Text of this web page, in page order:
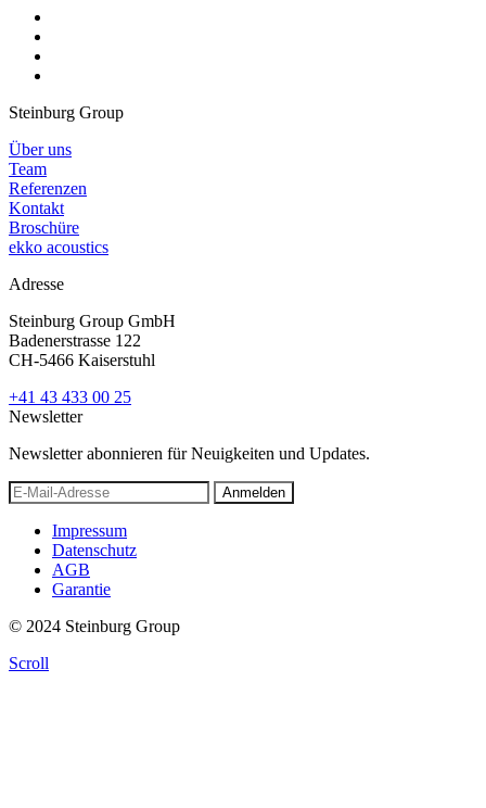
Steinburg Group
Über uns
Team
Referenzen
Kontakt
Broschüre
ekko acoustics
Adresse
Steinburg Group GmbH
Badenerstrasse 122
CH-5466 Kaiserstuhl
+41 43 433 00 25
Newsletter
Newsletter abonnieren für Neuigkeiten und Updates.
Anmelden
Impressum
Datenschutz
AGB
Garantie
© 2024 Steinburg Group
Scroll